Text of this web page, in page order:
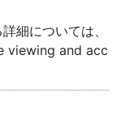
細については、「
and